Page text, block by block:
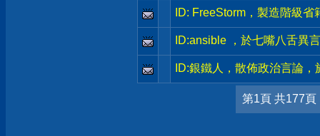
ID: FreeStorm，製造階級
ID:ansible ，於七嘴八舌異
ID:銀鐵人，散佈政治言論
第1頁 共177頁